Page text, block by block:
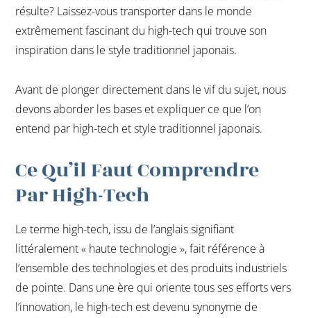
résulte? Laissez-vous transporter dans le monde
extrêmement fascinant du high-tech qui trouve son
inspiration dans le style traditionnel japonais.
Avant de plonger directement dans le vif du sujet, nous
devons aborder les bases et expliquer ce que l’on
entend par high-tech et style traditionnel japonais.
Ce Qu’il Faut Comprendre
Par High-Tech
Le terme high-tech, issu de l’anglais signifiant
littéralement « haute technologie », fait référence à
l’ensemble des technologies et des produits industriels
de pointe. Dans une ère qui oriente tous ses efforts vers
l’innovation, le high-tech est devenu synonyme de